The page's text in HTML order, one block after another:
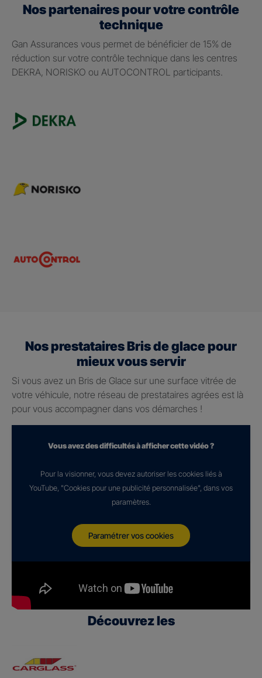
Nos partenaires pour votre contrôle
technique
Gan Assurances vous permet de bénéficier de 15% de
réduction sur votre contrôle technique dans les centres
DEKRA, NORISKO ou AUTOCONTROL participants.
Nos prestataires Bris de glace pour
mieux vous servir
Si vous avez un Bris de Glace sur une surface vitrée de
votre véhicule, notre réseau de prestataires agrées est là
pour vous accompagner dans vos démarches !
Vous avez des difficultés à afficher cette vidéo ?
Pour la visionner, vous devez autoriser les cookies liés à
YouTube, "Cookies pour une publicité personnalisée", dans vos
paramètres.
Paramétrer vos cookies
Découvrez les